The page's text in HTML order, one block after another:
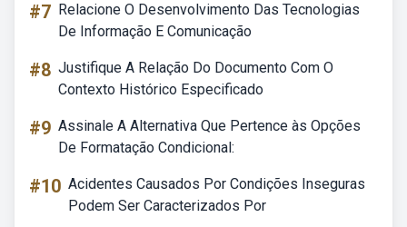
#7 Relacione O Desenvolvimento Das Tecnologias
De Informação E Comunicação
#8 Justifique A Relação Do Documento Com O
Contexto Histórico Especificado
#9 Assinale A Alternativa Que Pertence às Opções
De Formatação Condicional:
#10 Acidentes Causados Por Condições Inseguras
Podem Ser Caracterizados Por